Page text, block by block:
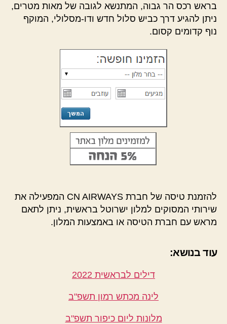
בראש רכס הר גבוה, המתנשא לגובה של מאות מטרים,
ניתן להגיע דרך כביש סלול חדש ודו-מסלולי, המוקף
נוף קדומים קסום.
להזמנת טיסה של חברת CN AIRWAYS המפעילה את
שירותי המסוקים למלון ישרוטל בראשית, ניתן לתאם
מראש עם חברת הטיסה או באמצעות המלון.
עוד בנושא:
דילים לבראשית 2022
לינה מכתש רמון תשפ"ב
מלונות ליום כיפור תשפ"ב